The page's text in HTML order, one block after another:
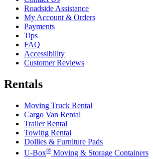
Roadside Assistance
My Account & Orders
Payments
Tips
FAQ
Accessibility
Customer Reviews
Rentals
Moving Truck Rental
Cargo Van Rental
Trailer Rental
Towing Rental
Dollies & Furniture Pads
U-Box® Moving & Storage Containers